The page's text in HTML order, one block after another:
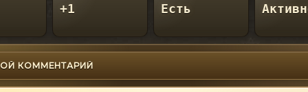
+1 Есть
КОММЕНТАРИЙ